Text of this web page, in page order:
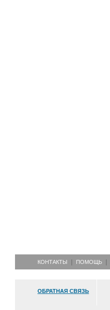
КОНТАКТЫ ПОМОЩЬ
ОБРАТНАЯ СВЯЗЬ